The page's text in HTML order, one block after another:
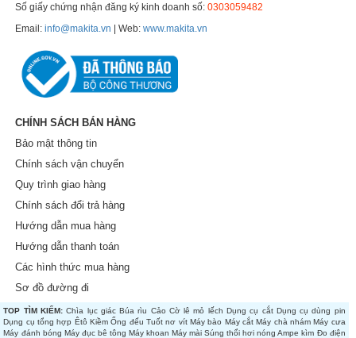
Số giấy chứng nhận đăng ký kinh doanh số:0303059482
Email:info@makita.vn | Web:www.makita.vn
CHÍNH SÁCH BÁN HÀNG
Bảo mật thông tin
Chính sách vận chuyển
Quy trình giao hàng
Chính sách đổi trả hàng
Hướng dẫn mua hàng
Hướng dẫn thanh toán
Các hình thức mua hàng
Sơ đồ đường đi
TOP TÌM KIẾM:Chìa lục giác Búa rìu Cảo Cờ lê mỏ lếch Dụng cụ cắt Dụng cụ dùng pin
Dụng cụ tổng hợp Êtô Kiềm Ống đếu Tuốt nơ vít Máy bào Máy cắt Máy chà nhám Máy cưa
Máy đánh bóng Máy đục bê tông Máy khoan Máy mài Súng thổi hơi nóng Ampe kìm Đo điện